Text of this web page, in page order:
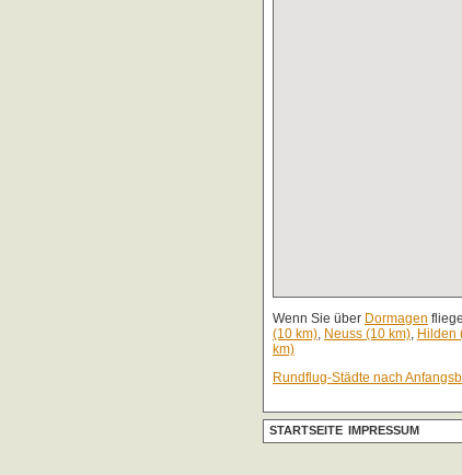
Wenn Sie über Dormagen
(10 km), Neuss (10 km), Hilden
km)
Rundflug-Städte nach
STARTSEITE IMPRESSUM